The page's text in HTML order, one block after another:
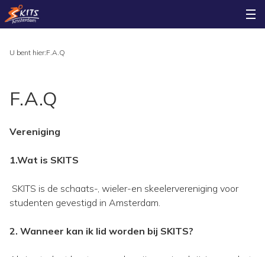
U bent hier:F.A.Q
F.A.Q
Vereniging
1.Wat is SKITS
SKITS is de schaats-, wieler-en skeelervereniging voor
studenten gevestigd in Amsterdam.
2. Wanneer kan ik lid worden bij SKITS?